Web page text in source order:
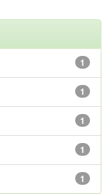
1
1
1
1
1